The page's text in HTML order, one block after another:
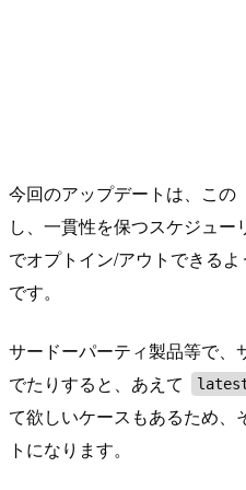
今回のアップデートは、この
し、一貫性を保つスケジュ
でオプトイン/アウトできる
です。
サードーパーティ製品等で、
でたりすると、あえて
て欲しいケースもあるため、
トになります。